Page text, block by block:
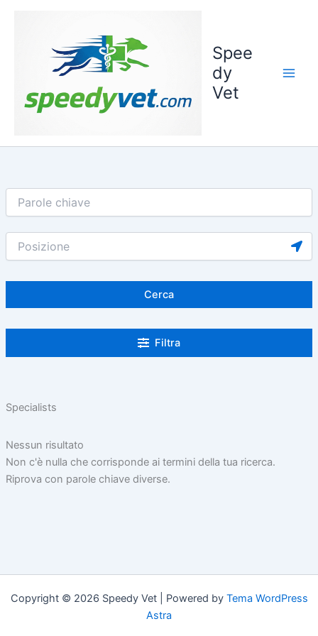
Spee
dy
Vet
Cerca
Filtra
Specialists
Nessun risultato
Non c'è nulla che corrisponde ai termini della tua ricerca.
Riprova con parole chiave diverse.
Copyright © 2026 Speedy Vet | Powered by Tema WordPress
Astra